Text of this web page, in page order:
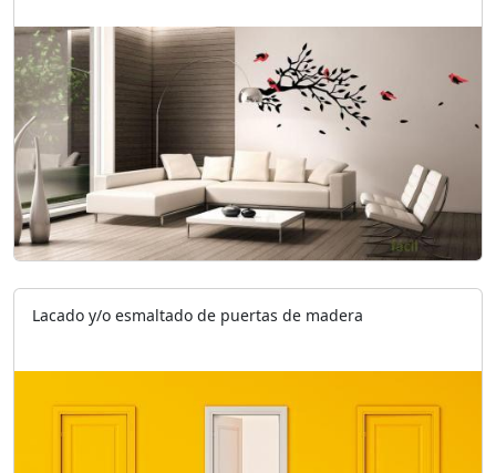
Lacado y/o esmaltado de puertas de madera